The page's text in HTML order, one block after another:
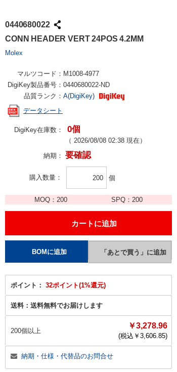
0440680022
CONN HEADER VERT 24POS 4.2MM
Molex
マルツコード： M1008-4977
DigiKey製品番号： 0440680022-ND
品質ランク： A(DigiKey)
データシート
DigiKey在庫数： 0個
（ 2026/08/08 02:38 現在）
納期： 要確認
購入数量 個
MOQ：200 SPQ： 200
ポイント： 32ポイント(1%還元)
送料： 送料無料でお届けします
200個以上
￥3,278.96
(税込￥ 3,606.85)
納期・仕様・代替品のお問合せ